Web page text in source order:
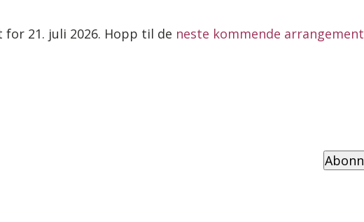
Merknad
21. juli 2026. Hopp til de neste kommende